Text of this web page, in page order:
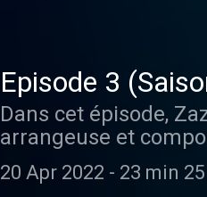
https://
Visitez acast.com/
Episode 3
Dans cet épisode,
arrangeuse et
2022 sur le label
l'eau" d’Aissa Maiga
20 Apr 2022 - 23 min